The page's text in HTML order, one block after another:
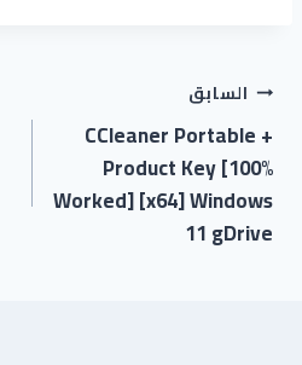
السابق
CCleaner Portable +
Product Key [100%
Worked] [x64] Windows
11 gDrive